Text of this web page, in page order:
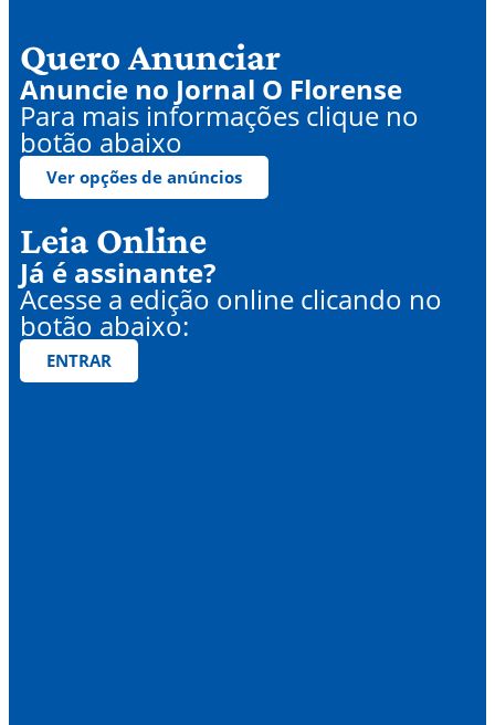
Quero Anunciar
Anuncie no Jornal O Florense
Para mais informações clique no
botão abaixo
Ver opções de anúncios
Leia Online
Já é assinante?
Acesse a edição online clicando no
botão abaixo:
ENTRAR